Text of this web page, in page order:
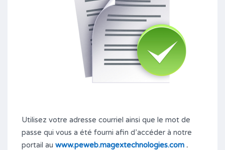
Utilisez votre adresse courriel ainsi que le mot de
passe qui vous a été fourni afin d’accéder à notre
portail au www.peweb.magextechnologies.com .